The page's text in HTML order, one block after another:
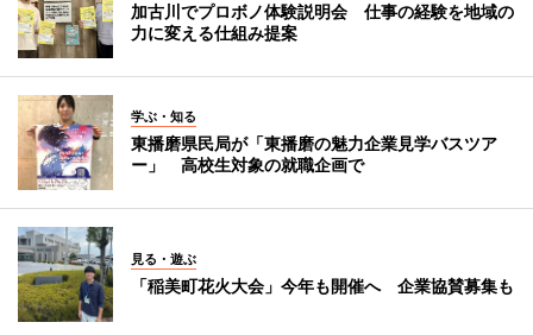
加古川でプロボノ体験説明会 仕事の経験を地域の
力に変える仕組み提案
学ぶ・知る
東播磨県民局が「東播磨の魅力企業見学バスツア
ー」 高校生対象の就職企画で
見る・遊ぶ
「稲美町花火大会」今年も開催へ 企業協賛募集も